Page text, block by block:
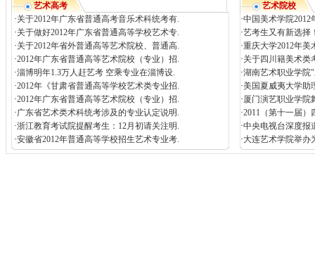
艺术高考
·关于2012年广东省普通高考音乐术科统考有.
·关于做好2012年广东省普通高等学校艺术专.
·关于2012年省外普通高等艺术院校、普通高.
·2012年广东省普通高等艺术院校（专业）招.
·淄博明年1.3万人赶艺考 空乘专业在淄博设.
·2012年《甘肃省普通高等学校艺术类专业招.
·2012年广东省普通高等艺术院校（专业）招.
·广东省艺术类术科统考涉及的专业认定说明.
·浙江教育考试院提醒考生：12月初请关注明.
·安徽省2012年普通高等学校招生艺术专业考.
艺术院校
·中国美术学院2012
·艺考生又有新选择
·重庆大学2012年美
·关于四川籍美术类
·湖南艺术职业学院
·美国夏威夷大学助
·厦门演艺职业学院
·2011（第十一届）
·中央电视台深度报
·大连艺术学院举办